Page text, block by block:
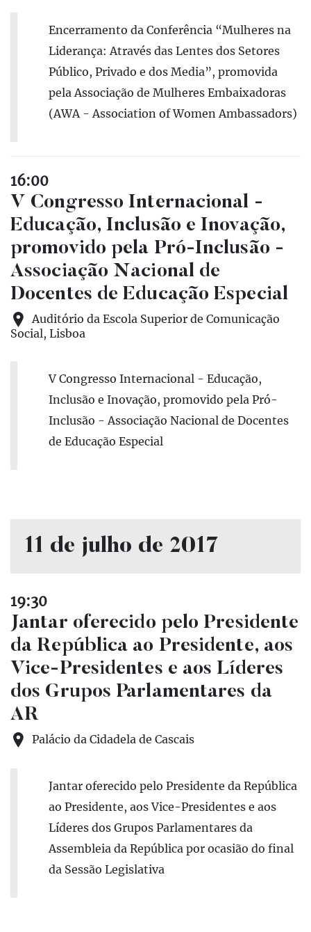
Encerramento da Conferência “Mulheres na
Liderança: Através das Lentes dos Setores
Público, Privado e dos Media”, promovida
pela Associação de Mulheres Embaixadoras
(AWA - Association of Women Ambassadors)
16:00
V Congresso Internacional -
Educação, Inclusão e Inovação,
promovido pela Pró-Inclusão -
Associação Nacional de
Docentes de Educação Especial
Auditório da Escola Superior de Comunicação
Social, Lisboa
V Congresso Internacional - Educação,
Inclusão e Inovação, promovido pela Pró-
Inclusão - Associação Nacional de Docentes
de Educação Especial
11 de julho de 2017
19:30
Jantar oferecido pelo Presidente
da República ao Presidente, aos
Vice-Presidentes e aos Líderes
dos Grupos Parlamentares da
AR
Palácio da Cidadela de Cascais
Jantar oferecido pelo Presidente da República
ao Presidente, aos Vice-Presidentes e aos
Líderes dos Grupos Parlamentares da
Assembleia da República por ocasião do final
da Sessão Legislativa